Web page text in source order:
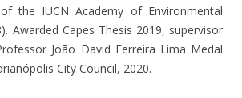
the IUCN Academy of Environmental
Awarded Capes Thesis 2019, supervisor
João David Ferreira Lima Medal
City Council, 2020.